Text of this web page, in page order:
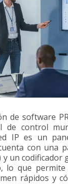
de software
de control
IP es un
con una
y un
lo que
rápidos y